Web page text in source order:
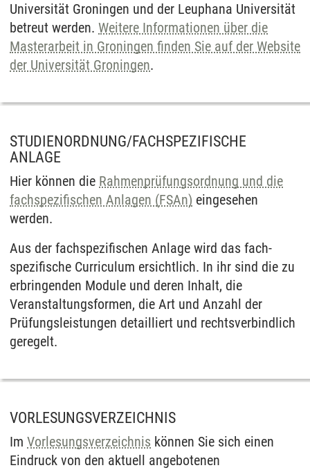
Universität Groningen und der Leuphana Universität
betreut werden. Weitere Informationen über die
Master­arbeit in Groningen finden Sie auf der Website
der Universität Groningen.
STUDIENORDNUNG/FACHSPEZIFISCHE
ANLAGE
Hier können die Rahmen­prüfungs­ordnung und die
fach­spezifischen Anlagen (FSAn) eingesehen
werden.
Aus der fach­spezifischen Anlage wird das fach­
spezifische Curriculum ersichtlich. In ihr sind die zu
erbringenden Module und deren Inhalt, die
Veranstaltungs­formen, die Art und Anzahl der
Prüfungs­leistungen detailliert und rechts­verbindlich
geregelt.
VORLESUNGSVERZEICHNIS
Im Vorlesungsverzeichnis können Sie sich einen
Eindruck von den aktuell angebotenen